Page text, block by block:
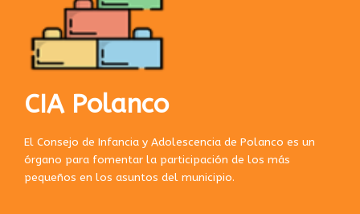
CIA Polanco
El Consejo de Infancia y Adolescencia de Polanco es un
órgano para fomentar la participación de los más
pequeños en los asuntos del municipio.